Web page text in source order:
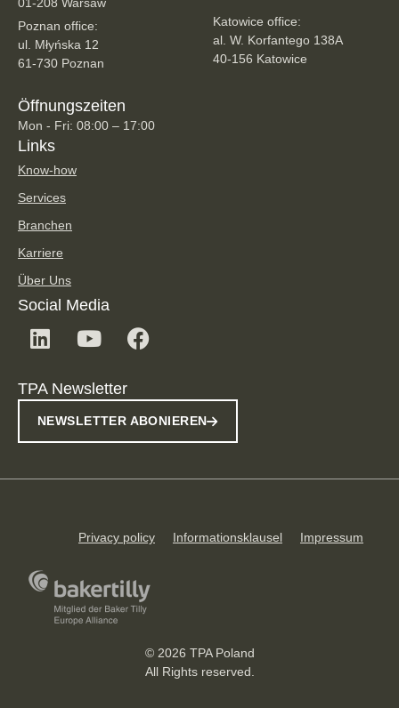
Poznan office:
ul. Młyńska 12
61-730 Poznan
Katowice office:
al. W. Korfantego 138A
40-156 Katowice
Öffnungszeiten
Mon - Fri: 08:00 – 17:00
Links
Know-how
Services
Branchen
Karriere
Über Uns
Social Media
TPA Newsletter
NEWSLETTER ABONIEREN
Privacy policy Informationsklausel Impressum
© 2026 TPA Poland
All Rights reserved.